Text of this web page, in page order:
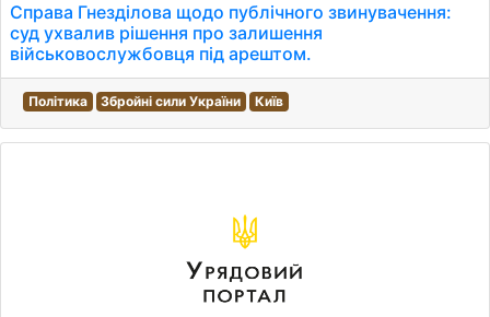
Справа Гнезділова щодо публічного звинувачення:
суд ухвалив рішення про залишення
військовослужбовця під арештом.
Політика Збройні сили України Київ